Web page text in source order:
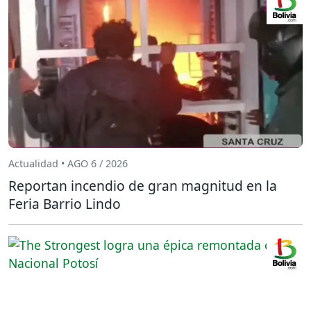
Actualidad • AGO 6 / 2026
Reportan incendio de gran magnitud en la
Feria Barrio Lindo